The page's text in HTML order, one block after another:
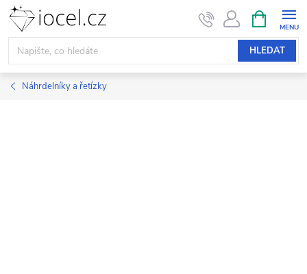
Přejít
obsah
HLEDAT
NÁKUPNÍ
KOŠÍK
Náhrdelníky a řetízky